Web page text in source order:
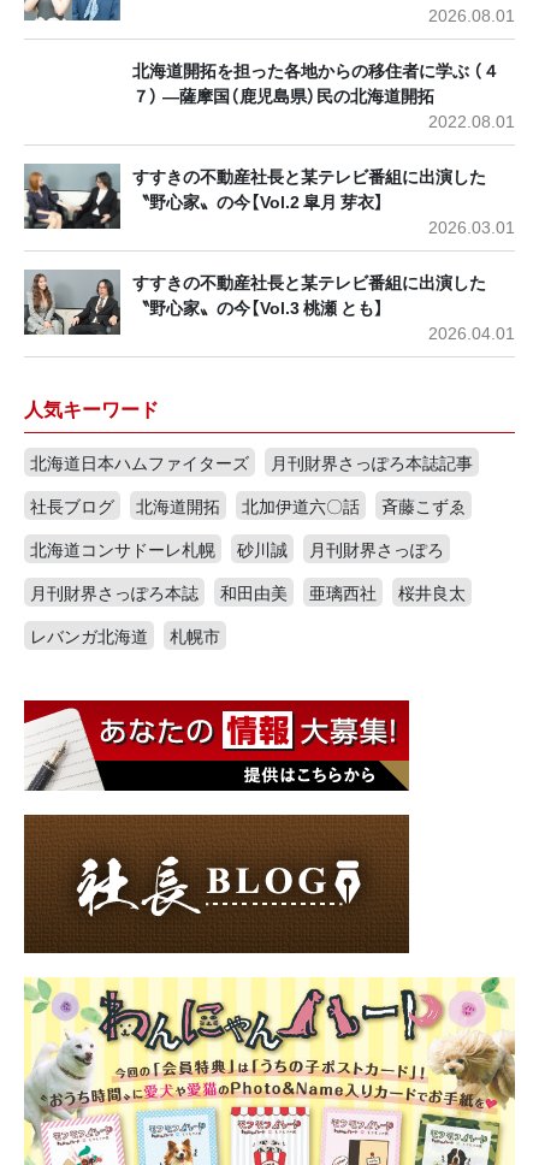
2026.08.01
北海道開拓を担った各地からの移住者に学ぶ （４
７） ―薩摩国（鹿児島県）民の北海道開拓
2022.08.01
すすきの不動産社長と某テレビ番組に出演した
〝野心家〟の今【Vol.2 皐月 芽衣】
2026.03.01
すすきの不動産社長と某テレビ番組に出演した
〝野心家〟の今【Vol.3 桃瀬 とも】
2026.04.01
人気キーワード
北海道日本ハムファイターズ
月刊財界さっぽろ本誌記事
社長ブログ
北海道開拓 北加伊道六〇話
斉藤こずゑ
北海道コンサドーレ札幌
砂川誠
月刊財界さっぽろ
月刊財界さっぽろ本誌
和田由美 亜璃西社
桜井良太
レバンガ北海道
札幌市